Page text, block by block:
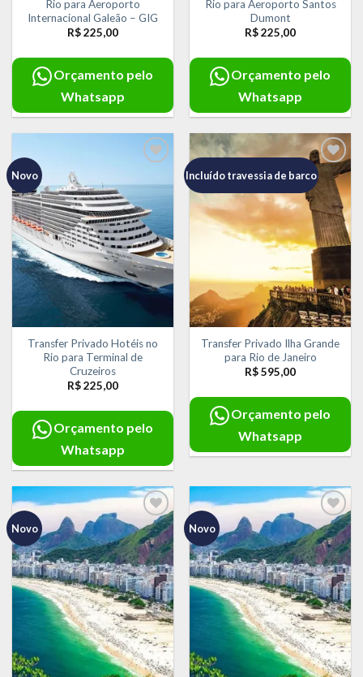
Rio para Aeroporto
Internacional Galeão – GIG
R$225,00
Orçamento pelo
Whatsapp
Rio para Aeroporto Santos
Dumont
R$225,00
Orçamento pelo
Whatsapp
Novo
Adicionar
aos meus
desejos
Transfer Privado Hotéis no
Rio para Terminal de
Cruzeiros
R$225,00
Orçamento pelo
Whatsapp
Incluído travessia de barco
Adicionar
aos meus
desejos
Transfer Privado Ilha Grande
para Rio de Janeiro
R$595,00
Orçamento pelo
Whatsapp
Novo
Adicionar
aos meus
desejos
Novo
Adicionar
aos meus
desejos